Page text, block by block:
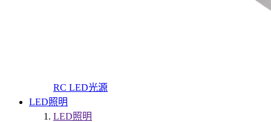
RC LED光源
LED照明
LED照明